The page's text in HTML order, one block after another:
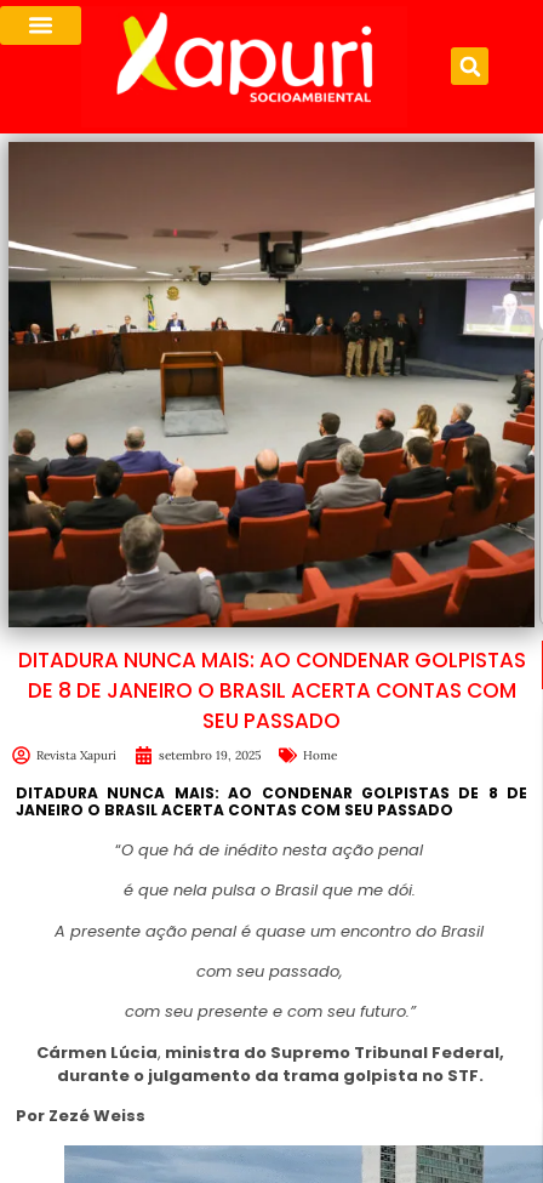
DITADURA NUNCA MAIS: AO CONDENAR GOLPISTAS
DE 8 DE JANEIRO O BRASIL ACERTA CONTAS COM
SEU PASSADO
Revista Xapuri setembro 19, 2025 Home
DITADURA NUNCA MAIS:AO CONDENAR GOLPISTAS DE 8 DE
JANEIRO O BRASIL ACERTA CONTAS COM SEU PASSADO
“O que há de inédito nesta ação penal
é que nela pulsa o Brasil que me dói.
A presente ação penal é quase um encontro do Brasil
com seu passado,
com seu presente e com seu futuro.”
Cármen Lúcia, ministra do Supremo Tribunal Federal,
durante o julgamento da trama golpista no STF.
Por Zezé Weiss